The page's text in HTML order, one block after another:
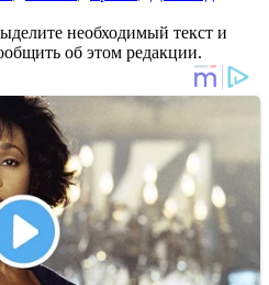
необходимый текст и
об этом редакции.